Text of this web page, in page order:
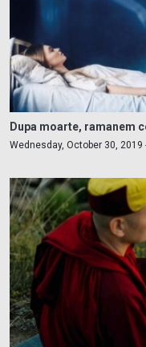
Dupa moarte, ramanem
Wednesday, October 30, 2019